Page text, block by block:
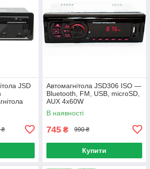
JSD
₴
Автомагнітола JSD306 ISO —
Bluetooth, FM, USB, microSD,
AUX 4x60W
В наявності
745 ₴ 990 ₴
Купити